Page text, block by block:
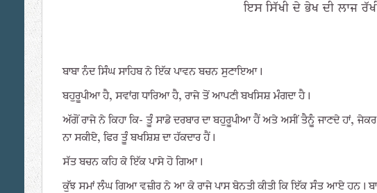
ਇਸ ਸਿੱਖੀ ਦੇ ਭੇਖ ਦੀ ਲਾਜ
ਬਾਬਾ ਨੰਦ ਸਿੰਘ ਸਾਹਿਬ ਨੇ ਇੱਕ ਪਾਵਨ ਬਚਨ ਸੁਣਾਇਆ।
ਬਹੁਰੂਪੀਆ ਹੈ, ਸਵਾਂਗ ਧਾਰਿਆ ਹੈ, ਰਾਜੇ ਤੋਂ ਆਪਣੀ ਬਖਸਿਸ਼ ਮੰਗਦਾ ਹੈ।
ਅੱਗੋਂ ਰਾਜੇ ਨੇ ਕਿਹਾ ਕਿ- ਤੂੰ ਸਾਡੇ ਦਰਬਾਰ ਦਾ ਬਹੁਰੂਪੀਆ ਹੈਂ ਅਤੇ ਅਸੀਂ ਤੈਨੂੰ ਜਾਣਦੇ ਹਾਂ,
ਨਾ ਸਕੀਏ, ਫਿਰ ਤੂੰ ਬਖਸ਼ਿਸ਼ ਦਾ ਹੱਕਦਾਰ ਹੈਂ।
ਸੱਤ ਬਚਨ ਕਹਿ ਕੇ ਇੱਕ ਪਾਸੇ ਹੋ ਗਿਆ।
ਕੁੱਝ ਸਮਾਂ ਲੰਘ ਗਿਆ ਵਜ਼ੀਰ ਨੇ ਆ ਕੇ ਰਾਜੇ ਪਾਸ ਬੇਨਤੀ ਕੀਤੀ ਕਿ ਇੱਕ ਸੰਤ ਆਏ ਹਨ।